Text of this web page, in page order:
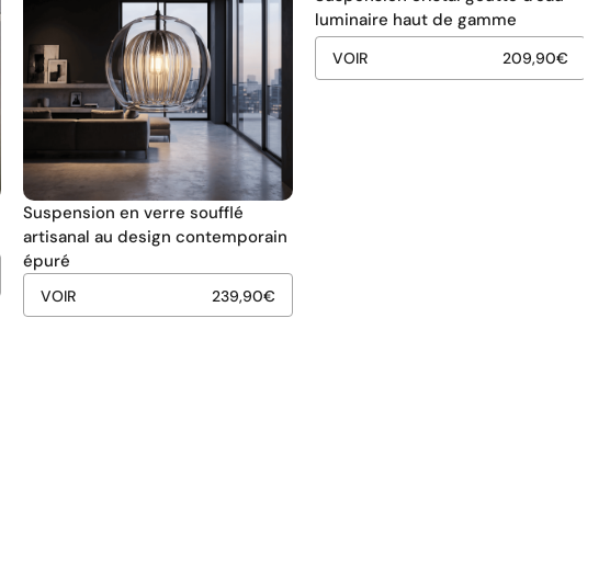
Suspension en verre soufflé
artisanal au design contemporain
épuré
VOIR 239,90€
luminaire haut de gamme
VOIR 209,90€